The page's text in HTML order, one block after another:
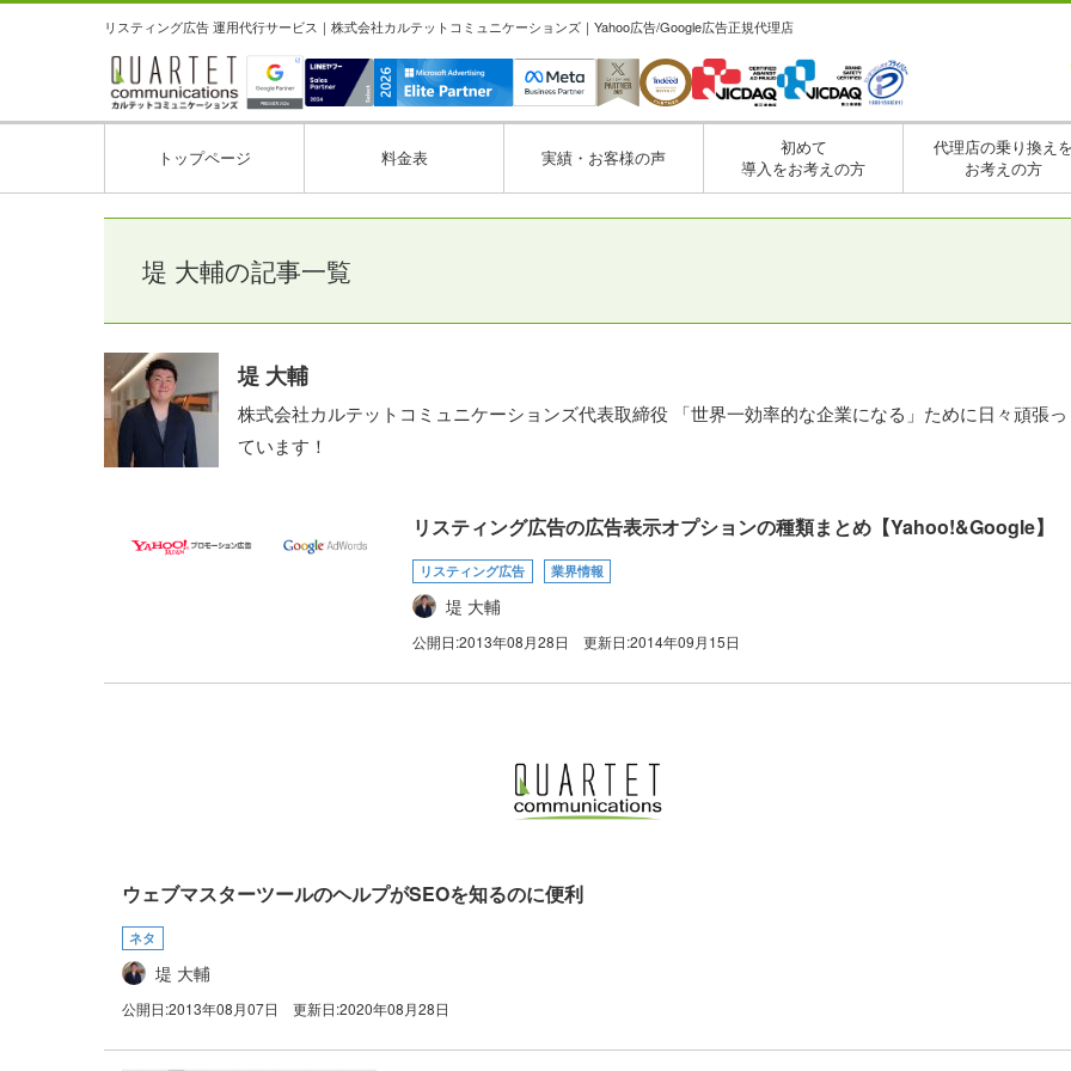
リスティング広告 運用代行サービス｜株式会社カルテットコミュニケーションズ｜Yahoo広告/Google広告正規代理店
トップページ 料金表 実績・お客様の声
初めて
導入をお考えの方
代理店の乗り換え
お考えの方
堤 大輔の記事一覧
堤 大輔
株式会社カルテットコミュニケーションズ代表取締役 「世界一効率的な企業になる」ために日々頑張っ
ています！
リスティング広告の広告表示オプションの種類まとめ【Yahoo!&Google】
リスティング広告 業界情報
堤 大輔
公開日:2013年08月28日 更新日:2014年09月15日
ウェブマスターツールのヘルプがSEOを知るのに便利
ネタ
堤 大輔
公開日:2013年08月07日 更新日:2020年08月28日